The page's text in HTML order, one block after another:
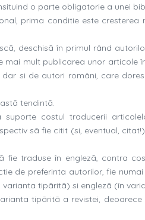
o parte obligatorie a unei
prima conditie este
deschisã în primul rând
mai mult publicarea unor articole
si de autori români, care
tendintã.
costul traducerii
sã fie citit (si, eventual,
traduse în englezã, contra
de preferinta autorilor, fie
tipãritã) si englezã (în
tipãritã a revistei,